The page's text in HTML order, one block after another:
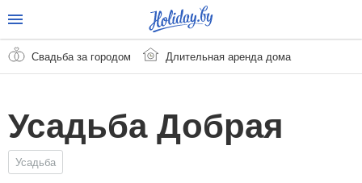
Свадьба за городом Длительная аренда дома
Усадьба Добрая
Усадьба